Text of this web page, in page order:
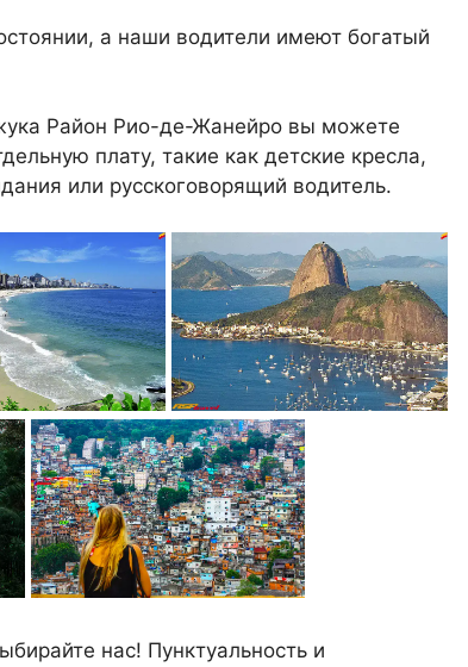
а наши водители имеют богатый
Район Рио-де-Жанейро вы можете
плату, такие как детские кресла,
или русскоговорящий водитель.
нас! Пунктуальность и